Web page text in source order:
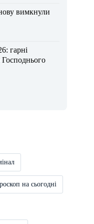
вимкнули
гарні
на сьогодні